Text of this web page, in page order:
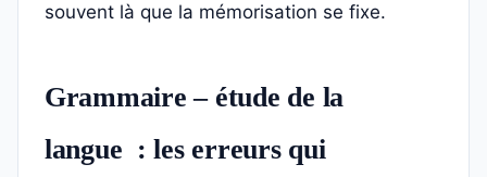
souvent là que la mémorisation se fixe.
Grammaire – étude de la
langue : les erreurs qui